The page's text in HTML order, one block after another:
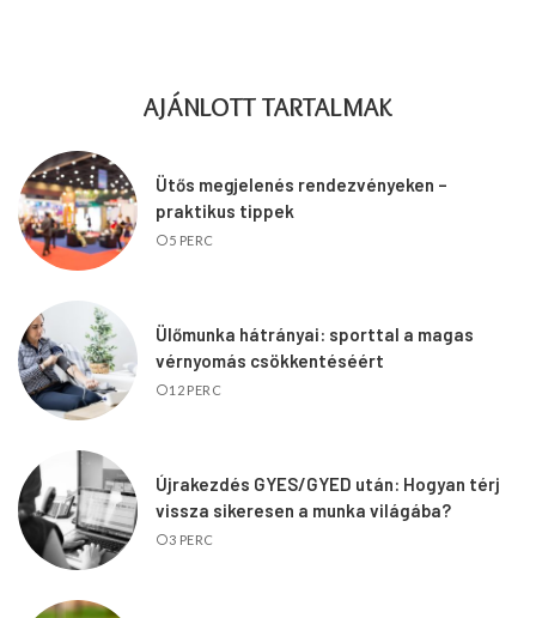
AJÁNLOTT TARTALMAK
Ütős megjelenés rendezvényeken –
praktikus tippek
5 PERC
Ülőmunka hátrányai: sporttal a magas
vérnyomás csökkentéséért
12 PERC
Újrakezdés GYES/GYED után: Hogyan térj
vissza sikeresen a munka világába?
3 PERC